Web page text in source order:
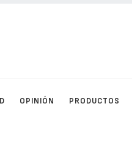
OPINIÓN PRODUCTOS